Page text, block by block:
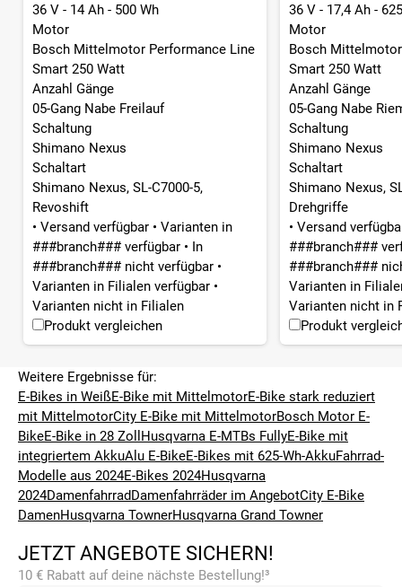
36 V - 14 Ah - 500 Wh
Motor
Bosch Mittelmotor Performance Line
Smart 250 Watt
Anzahl Gänge
05-Gang Nabe Freilauf
Schaltung
Shimano Nexus
Schaltart
Shimano Nexus, SL-C7000-5,
Revoshift
• Versand verfügbar • Varianten in
###branch### verfügbar • In
###branch### nicht verfügbar •
Varianten in Filialen verfügbar •
Varianten nicht in Filialen
Produkt vergleichen
36 V - 17,4 Ah -
Motor
Bosch
Smart 250 Watt
Anzahl Gänge
05-Gang Nabe
Schaltung
Shimano Nexus
Schaltart
Shimano Nexus,
Drehgriffe
• Versand
###branch###
###branch###
Varianten in
Varianten nicht in
Produkt
Weitere Ergebnisse für:
E-Bikes in WeißE-Bike mit MittelmotorE-Bike stark reduziert
mit MittelmotorCity E-Bike mit MittelmotorBosch Motor E-
BikeE-Bike in 28 Zoll Husqvarna E-MTBs FullyE-Bike mit
integriertem AkkuAlu E-BikeE-Bikes mit 625-Wh-AkkuFahrrad-
Modelle aus 2024E-Bikes 2024Husqvarna
2024DamenfahrradDamenfahrräder im AngebotCity E-Bike
DamenHusqvarna TownerHusqvarna Grand Towner
JETZT ANGEBOTE SICHERN!
10 € Rabatt auf deine nächste Bestellung!³